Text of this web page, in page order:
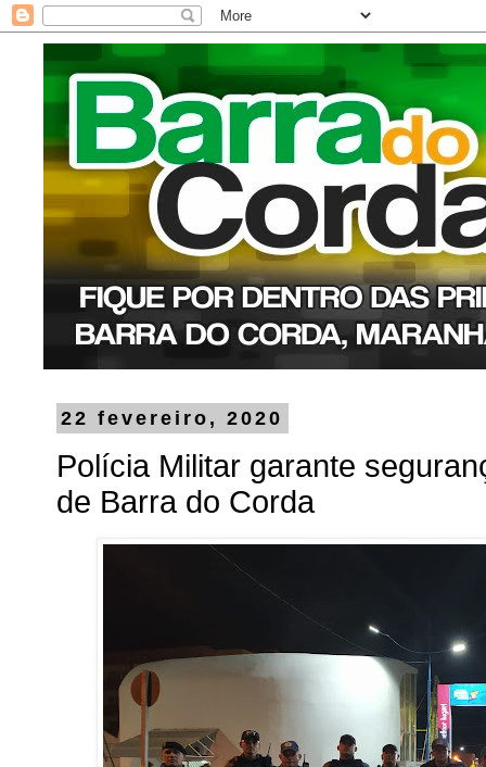
22 fevereiro, 2020
Polícia Militar garante
de Barra do Corda